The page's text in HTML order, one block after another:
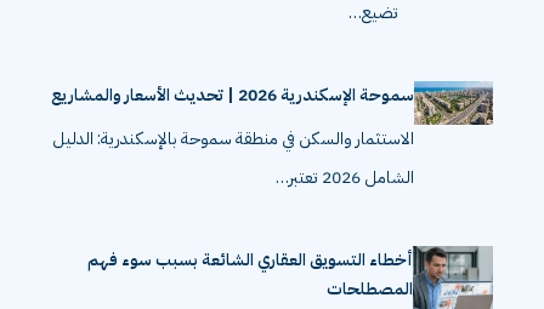
تضيع…
سموحة الإسكندرية 2026 | تحديث الأسعار والمشاريع
الاستثمار والسكن في منطقة سموحة بالإسكندرية: الدليل
الشامل 2026 تعتبر…
أخطاء التسويق العقاري الشائعة بسبب سوء فهم
المصطلحات